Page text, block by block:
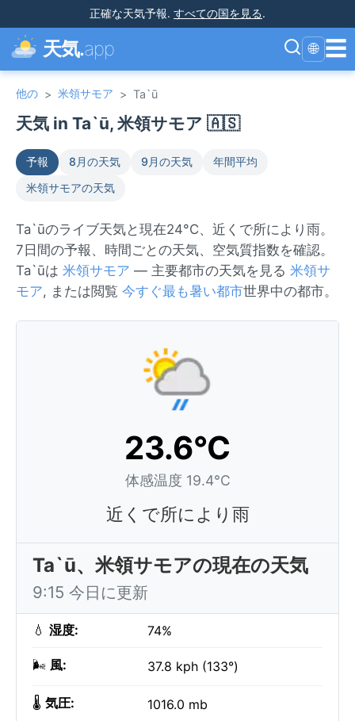
正確な天気予報. すべての国を見る.
天気.app 🌐 ☰
他の > 米領サモア > Ta`ū
天気 in Ta`ū, 米領サモア 🇦🇸
予報 8月の天気 9月の天気
年間平均
米領サモアの天気
Ta`ūのライブ天気と現在24°C、近くで所により雨。
7日間の予報、時間ごとの天気、空気質指数を確認。
Ta`ūは 米領サモア — 主要都市の天気を見る 米領サ
モア, または閲覧 今すぐ最も暑い都市世界中の都市。
23.6°C
体感温度 19.4°C
近くで所により雨
Ta`ū、米領サモアの現在の天気
9:15 今日に更新
💧 湿度: 74%
🌬️ 風: 37.8 kph (133°)
🌡️ 気圧: 1016.0 mb